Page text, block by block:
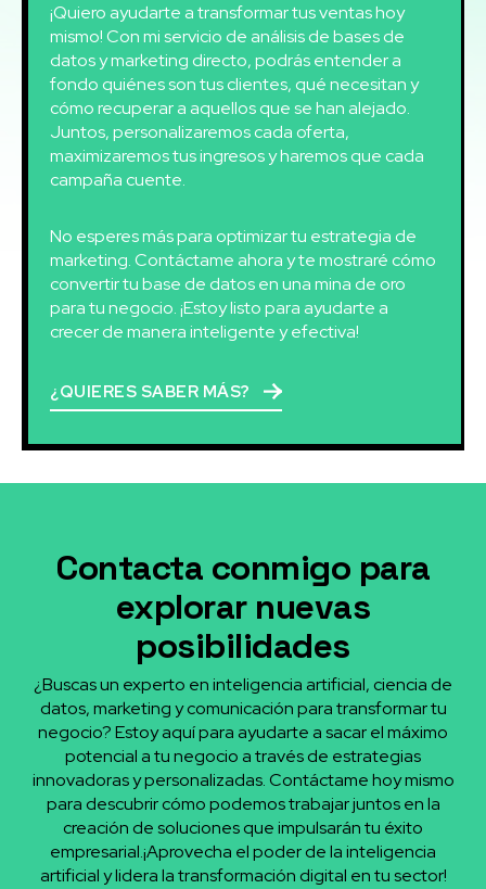
¡Quiero ayudarte a transformar tus ventas hoy
mismo! Con mi servicio de análisis de bases de
datos y marketing directo, podrás entender a
fondo quiénes son tus clientes, qué necesitan y
cómo recuperar a aquellos que se han alejado.
Juntos, personalizaremos cada oferta,
maximizaremos tus ingresos y haremos que cada
campaña cuente.
No esperes más para optimizar tu estrategia de
marketing. Contáctame ahora y te mostraré cómo
convertir tu base de datos en una mina de oro
para tu negocio. ¡Estoy listo para ayudarte a
crecer de manera inteligente y efectiva!
¿QUIERES SABER MÁS?
Contacta conmigo para
explorar nuevas
posibilidades
¿Buscas un experto en inteligencia artificial, ciencia de
datos, marketing y comunicación para transformar tu
negocio? Estoy aquí para ayudarte a sacar el máximo
potencial a tu negocio a través de estrategias
innovadoras y personalizadas. Contáctame hoy mismo
para descubrir cómo podemos trabajar juntos en la
creación de soluciones que impulsarán tu éxito
empresarial.¡Aprovecha el poder de la inteligencia
artificial y lidera la transformación digital en tu sector!